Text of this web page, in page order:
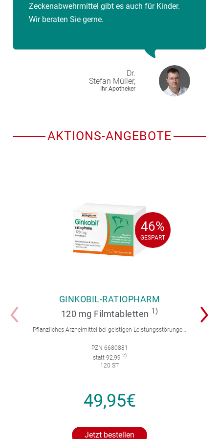
Zeckenabwehrmittel gibt es auch für Kinder.
Wir beraten Sie gerne.
Dr.
Stefan Müller,
Ihr Apotheker
AKTIONS-ANGEBOTE
46%
GESPART
46%
GESPART
GINKOBIL-RATIOPHARM
120 mg Filmtabletten 1)
Pflanzliches Arzneimittel bei geistigen Leistungsstörungen und Durchblutungsstörungen.
PZN 6680881
statt 92,99 2)
120 ST
49,95€
Jetzt bestellen